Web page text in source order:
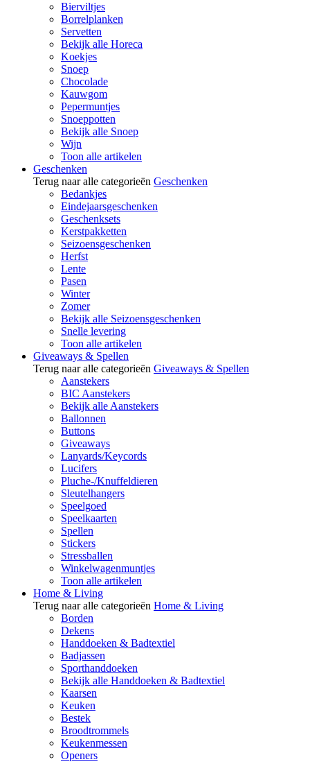
Bierviltjes
Borrelplanken
Servetten
Bekijk alle Horeca
Koekjes
Snoep
Chocolade
Kauwgom
Pepermuntjes
Snoeppotten
Bekijk alle Snoep
Wijn
Toon alle artikelen
Geschenken
Terug naar alle categorieën Geschenken
Bedankjes
Eindejaarsgeschenken
Geschenksets
Kerstpakketten
Seizoensgeschenken
Herfst
Lente
Pasen
Winter
Zomer
Bekijk alle Seizoensgeschenken
Snelle levering
Toon alle artikelen
Giveaways & Spellen
Terug naar alle categorieën Giveaways & Spellen
Aanstekers
BIC Aanstekers
Bekijk alle Aanstekers
Ballonnen
Buttons
Giveaways
Lanyards/Keycords
Lucifers
Pluche-/Knuffeldieren
Sleutelhangers
Speelgoed
Speelkaarten
Spellen
Stickers
Stressballen
Winkelwagenmuntjes
Toon alle artikelen
Home & Living
Terug naar alle categorieën Home & Living
Borden
Dekens
Handdoeken & Badtextiel
Badjassen
Sporthanddoeken
Bekijk alle Handdoeken & Badtextiel
Kaarsen
Keuken
Bestek
Broodtrommels
Keukenmessen
Openers